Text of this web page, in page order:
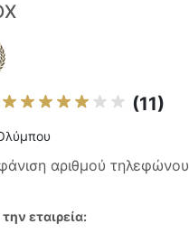
(11)
αριθμού τηλεφώνου
εταιρεία: